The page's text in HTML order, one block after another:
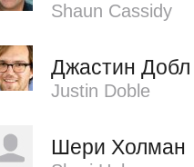
Shaun Cassidy
Джастин Добл
Justin Doble
Шери Холман